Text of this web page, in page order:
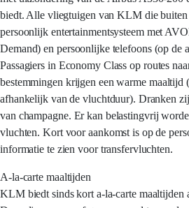
biedt. Alle vliegtuigen van KLM die buiten
persoonlijk entertainmentsysteem met
Demand) en persoonlijke telefoons (op de
Passagiers in Economy Class op routes
bestemmingen krijgen een warme maaltijd
afhankelijk van de vluchtduur). Dranken
van champagne. Er kan belastingvrij
vluchten. Kort voor aankomst is op de
informatie te zien voor transfervluchten.
A-la-carte maaltijden
KLM biedt sinds kort a-la-carte maaltijden